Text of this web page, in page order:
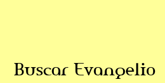
Buscar Evangelio